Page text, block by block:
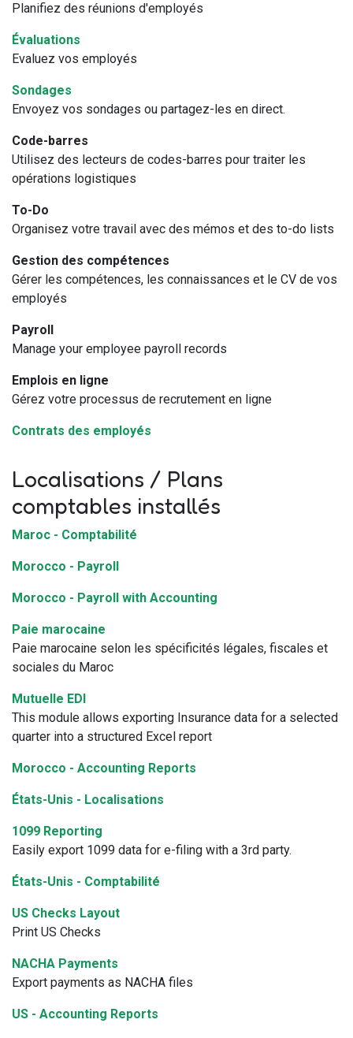
Planifiez des réunions d'employés
Évaluations
Evaluez vos employés
Sondages
Envoyez vos sondages ou partagez-les en direct.
Code-barres
Utilisez des lecteurs de codes-barres pour traiter les
opérations logistiques
To-Do
Organisez votre travail avec des mémos et des to-do lists
Gestion des compétences
Gérer les compétences, les connaissances et le CV de vos
employés
Payroll
Manage your employee payroll records
Emplois en ligne
Gérez votre processus de recrutement en ligne
Contrats des employés
Localisations / Plans
comptables installés
Maroc - Comptabilité
Morocco - Payroll
Morocco - Payroll with Accounting
Paie marocaine
Paie marocaine selon les spécificités légales, fiscales et
sociales du Maroc
Mutuelle EDI
This module allows exporting Insurance data for a selected
quarter into a structured Excel report
Morocco - Accounting Reports
États-Unis - Localisations
1099 Reporting
Easily export 1099 data for e-filing with a 3rd party.
États-Unis - Comptabilité
US Checks Layout
Print US Checks
NACHA Payments
Export payments as NACHA files
US - Accounting Reports